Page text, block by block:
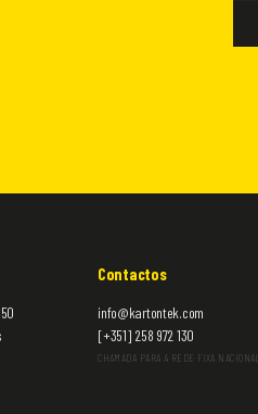
Contactos
info@kartontek.com
[+351] 258 972 130
CHAMADA PARA A REDE FIXA NACIONAL